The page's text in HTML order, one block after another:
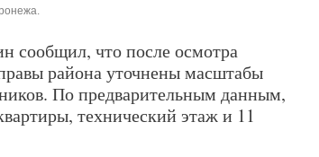
сообщил, что после осмотра
района уточнены масштабы
По предварительным данным,
технический этаж и 11